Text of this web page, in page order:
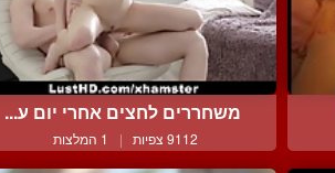
משחררים לחצים אחרי יום ע...
9112 צפיות | 1 המלצות